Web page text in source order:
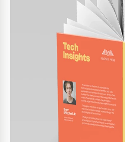
Esta Plantilla de Diseño de
estilos para tus
esquema de color que te
personaliza la portada,
Esta plantilla de portada de
proceso de diseño más fácil
azul con verde, naranja con
salmón con azul e insertar el
autor, descripción, enlaces de